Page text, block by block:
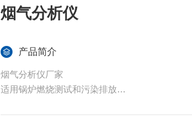
烟气分析仪
产品简介
烟气分析仪厂家
适用锅炉燃烧测试和污染排放